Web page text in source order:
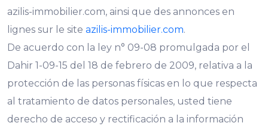
azilis-immobilier.com, ainsi que des annonces en
lignes sur le site azilis-immobilier.com.
De acuerdo con la ley n° 09-08 promulgada por el
Dahir 1-09-15 del 18 de febrero de 2009, relativa a la
protección de las personas físicas en lo que respecta
al tratamiento de datos personales, usted tiene
derecho de acceso y rectificación a la información